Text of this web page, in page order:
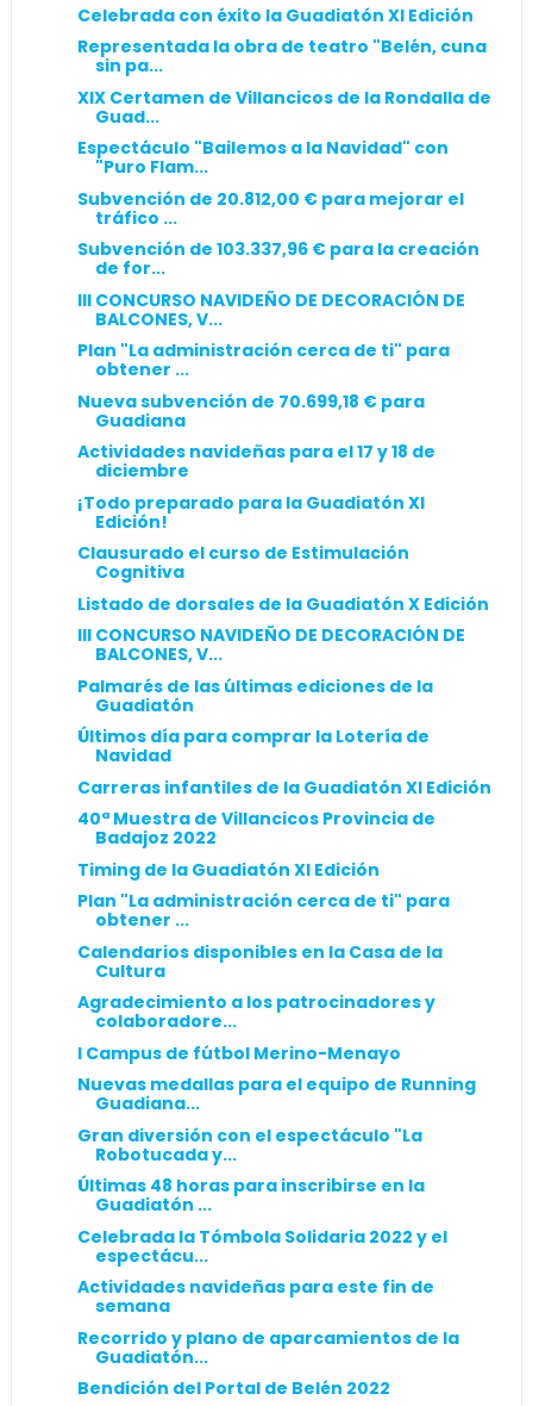
Celebrada con éxito la Guadiatón XI Edición
Representada la obra de teatro "Belén, cuna
sin pa...
XIX Certamen de Villancicos de la Rondalla de
Guad...
Espectáculo "Bailemos a la Navidad" con
"Puro Flam...
Subvención de 20.812,00 € para mejorar el
tráfico ...
Subvención de 103.337,96 € para la creación
de for...
III CONCURSO NAVIDEÑO DE DECORACIÓN DE
BALCONES, V...
Plan "La administración cerca de ti" para
obtener ...
Nueva subvención de 70.699,18 € para
Guadiana
Actividades navideñas para el 17 y 18 de
diciembre
¡Todo preparado para la Guadiatón XI
Edición!
Clausurado el curso de Estimulación
Cognitiva
Listado de dorsales de la Guadiatón X Edición
III CONCURSO NAVIDEÑO DE DECORACIÓN DE
BALCONES, V...
Palmarés de las últimas ediciones de la
Guadiatón
Últimos día para comprar la Lotería de
Navidad
Carreras infantiles de la Guadiatón XI Edición
40ª Muestra de Villancicos Provincia de
Badajoz 2022
Timing de la Guadiatón XI Edición
Plan "La administración cerca de ti" para
obtener ...
Calendarios disponibles en la Casa de la
Cultura
Agradecimiento a los patrocinadores y
colaboradore...
I Campus de fútbol Merino-Menayo
Nuevas medallas para el equipo de Running
Guadiana...
Gran diversión con el espectáculo "La
Robotucada y...
Últimas 48 horas para inscribirse en la
Guadiatón ...
Celebrada la Tómbola Solidaria 2022 y el
espectácu...
Actividades navideñas para este fin de
semana
Recorrido y plano de aparcamientos de la
Guadiatón...
Bendición del Portal de Belén 2022